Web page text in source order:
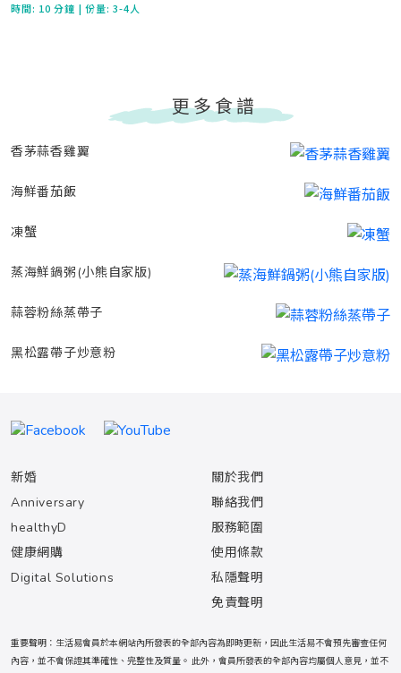
時間: 10 分鐘 | 份量: 3-4人
更多食譜
香茅蒜香雞翼
海鮮番茄飯
凍蟹
蒸海鮮鍋粥(小熊自家版)
蒜蓉粉絲蒸帶子
黑松露帶子炒意粉
新婚
Anniversary
healthyD
健康網購
Digital Solutions
關於我們
聯絡我們
服務範圍
使用條款
私隱聲明
免責聲明
重要聲明：生活易會員於本網站內所發表的全部內容為即時更新，因此生活易不會預先審查任何
內容，並不會保證其準確性、完整性及質量。 此外，會員所發表的全部內容均屬個人意見，並不